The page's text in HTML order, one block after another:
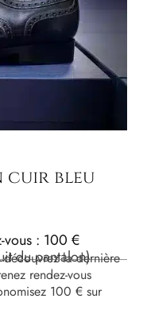
cuir bleu
vous : 100 €
du pantalon)la dernière
rendez-vous
100 € sur